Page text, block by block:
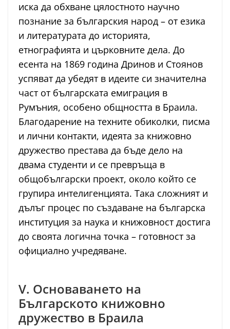
иска да обхване цялостното научно
познание за българския народ – от езика
и литературата до историята,
етнографията и църковните дела. До
есента на 1869 година Дринов и Стоянов
успяват да убедят в идеите си значителна
част от българската емиграция в
Румъния, особено общността в Браила.
Благодарение на техните обиколки, писма
и лични контакти, идеята за книжовно
дружество престава да бъде дело на
двама студенти и се превръща в
общобългарски проект, около който се
групира интелигенцията. Така сложният и
дълъг процес по създаване на българска
институция за наука и книжовност достига
до своята логична точка – готовност за
официално учредяване.
V. Основаването на
Българското книжовно
дружество в Браила